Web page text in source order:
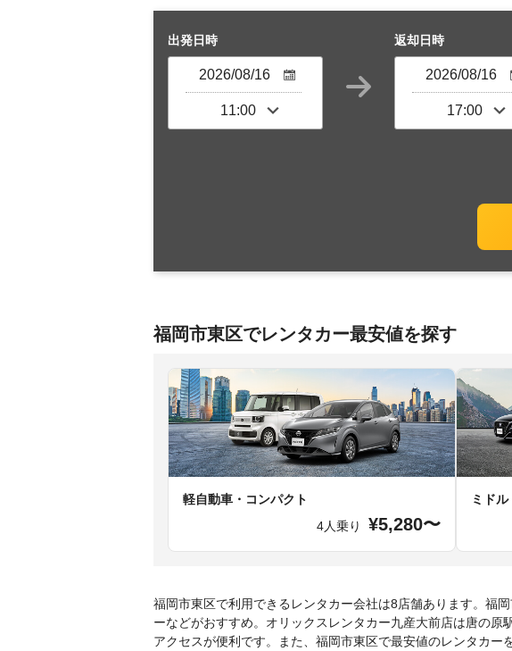
出発日時 返却日時
福岡市東区でレンタカー最安値を探す
軽自動車・コンパクト
4人乗り
¥5,280〜
ミド
福岡市東区で利用できるレンタカー会社は8店舗あります。福
ーなどがおすすめ。オリックスレンタカー九産大前店は唐の原
アクセスが便利です。また、福岡市東区で最安値のレンタカ